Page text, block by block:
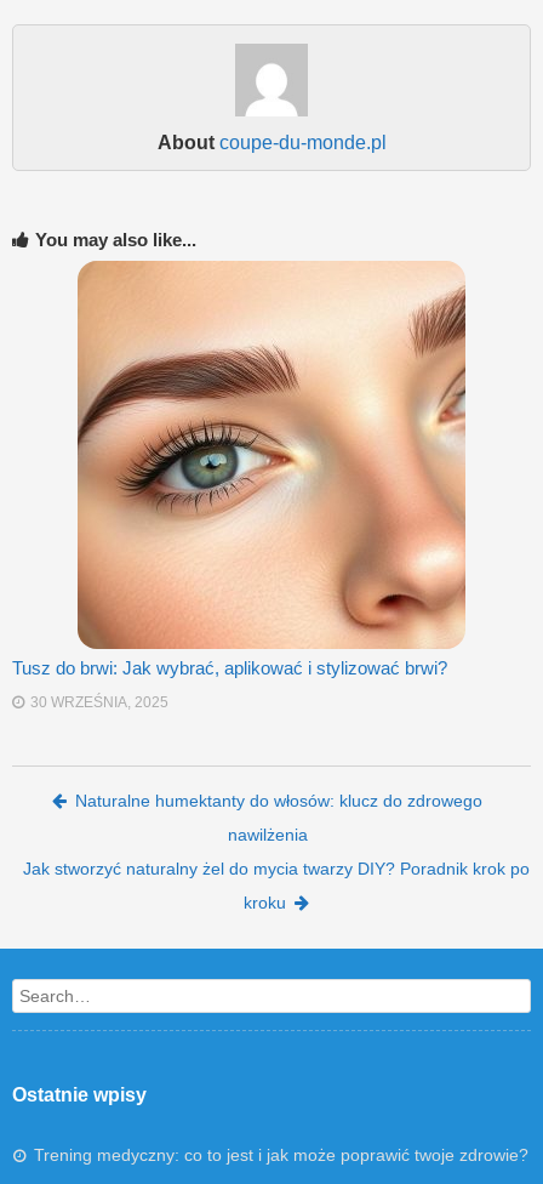
About coupe-du-monde.pl
You may also like...
Tusz do brwi: Jak wybrać, aplikować i stylizować brwi?
30 WRZEŚNIA, 2025
Post navigation
Naturalne humektanty do włosów: klucz do zdrowego
nawilżenia
Jak stworzyć naturalny żel do mycia twarzy DIY? Poradnik krok po
kroku
Search
Ostatnie wpisy
Trening medyczny: co to jest i jak może poprawić twoje zdrowie?